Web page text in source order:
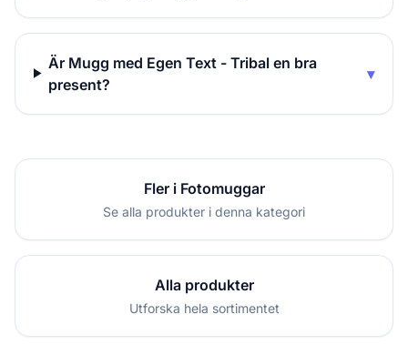
Är Mugg med Egen Text - Tribal en bra
present?
▾
Fler i Fotomuggar
Se alla produkter i denna kategori
Alla produkter
Utforska hela sortimentet